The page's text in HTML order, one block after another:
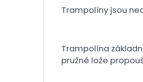
Trampolíny jsou
Trampolína
pružné lože